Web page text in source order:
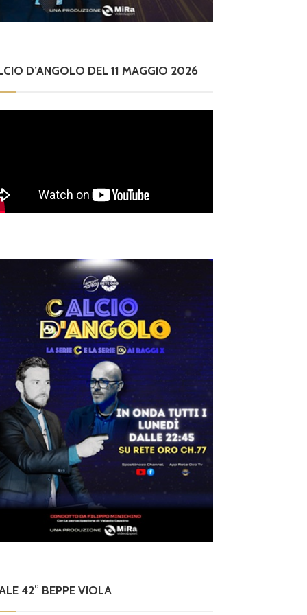
D’ANGOLO DEL 11 MAGGIO 2026
42° BEPPE VIOLA